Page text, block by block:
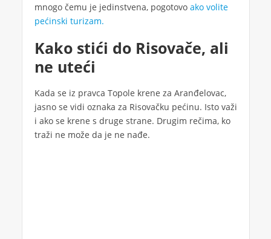
mnogo čemu je jedinstvena, pogotovo ako volite
pećinski turizam.
Kako stići do Risovače, ali
ne uteći
Kada se iz pravca Topole krene za Aranđelovac,
jasno se vidi oznaka za Risovačku pećinu. Isto važi
i ako se krene s druge strane. Drugim rečima, ko
traži ne može da je ne nađe.